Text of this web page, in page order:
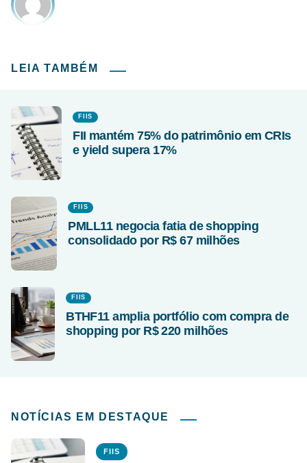
LEIA TAMBÉM
FIIS
FII mantém 75% do patrimônio em CRIs
e yield supera 17%
FIIS
PMLL11 negocia fatia de shopping
consolidado por R$ 67 milhões
FIIS
BTHF11 amplia portfólio com compra de
shopping por R$ 220 milhões
NOTÍCIAS EM DESTAQUE
FIIS